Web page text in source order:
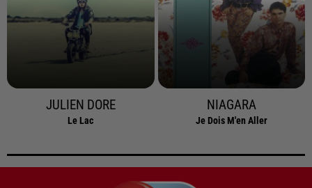
JULIEN DORE
Le Lac
NIAGARA
Je Dois M'en Aller